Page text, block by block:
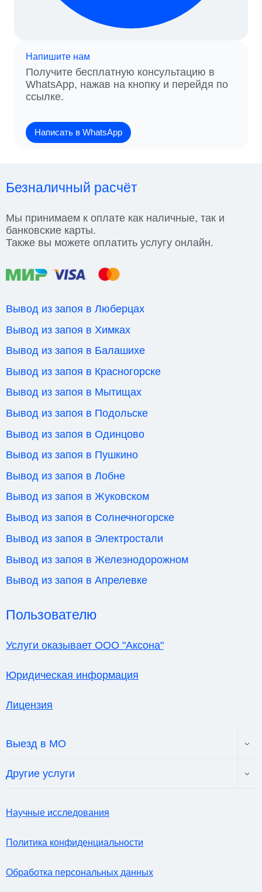
Напишите нам
Получите бесплатную консультацию в
WhatsApp, нажав на кнопку и перейдя по
ссылке.
Написать в WhatsApp
Безналичный расчёт
Мы принимаем к оплате как наличные, так и
банковские карты.
Также вы можете оплатить услугу онлайн.
Вывод из запоя в Люберцах
Вывод из запоя в Химках
Вывод из запоя в Балашихе
Вывод из запоя в Красногорске
Вывод из запоя в Мытищах
Вывод из запоя в Подольске
Вывод из запоя в Одинцово
Вывод из запоя в Пушкино
Вывод из запоя в Лобне
Вывод из запоя в Жуковском
Вывод из запоя в Солнечногорске
Вывод из запоя в Электростали
Вывод из запоя в Железнодорожном
Вывод из запоя в Апрелевке
Пользователю
Услуги оказывает ООО "Аксона"
Юридическая информация
Лицензия
Выезд в МО
child
Другие услуги
child
Научные исследования
Политика конфиденциальности
Обработка персональных данных